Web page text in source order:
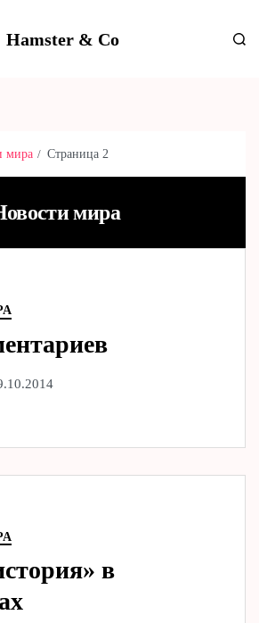
Hamster & Co
мира Страница 2
мира
в